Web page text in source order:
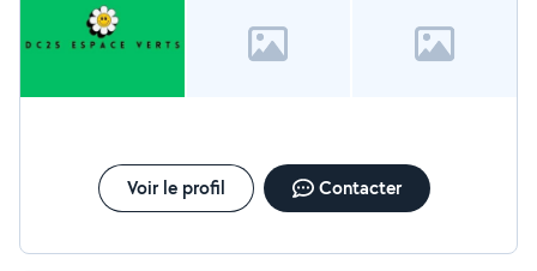
Voir le profil Contacter